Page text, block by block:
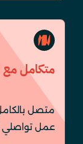
متكامل مع
متصل
عمل تواصلي